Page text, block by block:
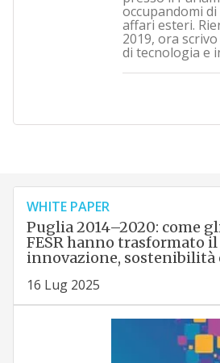
occupandomi
affari esteri.
2019, ora
di tecnologia e
WHITE PAPER
Puglia 2014–2020: come
FESR hanno trasformato
innovazione, sostenibilità
16 Lug 2025